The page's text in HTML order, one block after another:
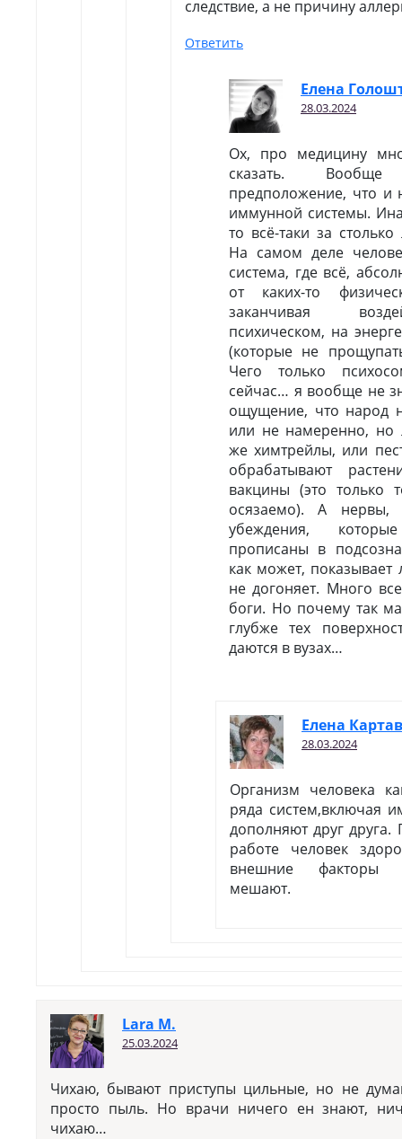
следствие, а не причину
Ответить
Елена
28.03.2024
Ох, про медицину
сказать.
предположение, что и
иммунной системы.
то всё-таки за
На самом деле
система, где всё,
от каких-то
заканчивая
психическом, на
(которые не
Чего только
сейчас… я вообще не
ощущение, что народ
или не намеренно, но
же химтрейлы, или
обрабатывают
вакцины (это только
осязаемо). А нервы,
убеждения,
прописаны в
как может,
не догоняет. Много
боги. Но почему так
глубже тех
даются в вузах…
Елена
28.03.2024
Организм человека
ряда систем,включая
дополняют друг
работе человек
внешние факторы
мешают.
Lara M.
25.03.2024
Чихаю, бывают приступы цильные, но не
просто пыль. Но врачи ничего ен знают,
чихаю…